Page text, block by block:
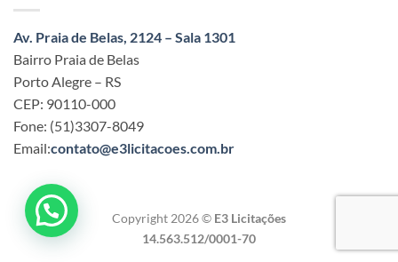
Av. Praia de Belas, 2124 – Sala 1301
Bairro Praia de Belas
Porto Alegre – RS
CEP: 90110-000
Fone: (51)3307-8049
Email:contato@e3licitacoes.com.br
Copyright 2026 © E3 Licitações
14.563.512/0001-70